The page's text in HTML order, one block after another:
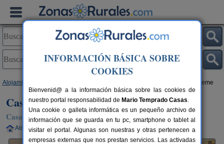
Alojamientos > Casa Rural Abuela Reme
Casa Rural Abuela Reme
Casa Rural en El Fresno (Ávila)
Alquiler completo 8 plazas 7 km de Ávila
INFORMACIÓN BÁSICA SOBRE
COOKIES
Bienvenid@ a la información básica sobre las cookies de
nuestro portal responsabilidad de Mario Temprado Casas.
Una cookie o galleta informática es un pequeño archivo de
información que se guarda en tu pc, smartphone o tablet al
visitar el portal. Algunas son nuestras y otras pertenecen a
empresas externas que nos prestan servicios. Las activadas